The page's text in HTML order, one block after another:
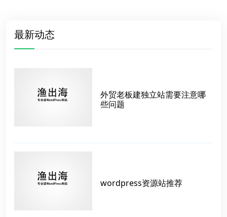
最新动态
外贸老板建独立站需要注意哪
些问题
wordpress资源站推荐